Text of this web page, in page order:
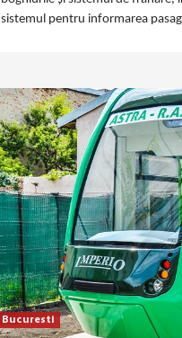
sistemul pentru informarea
Bucuresti